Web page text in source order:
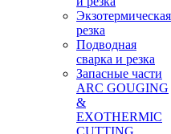
Экзотермическая
резка
Подводная
сварка и резка
Запасные части
ARC GOUGING
&
EXOTHERMIC
CUTTING